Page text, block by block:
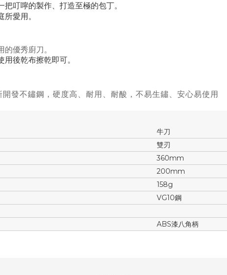
把叮嚀的製作、打造至極的包丁。
愛用。
優秀廚刀。
後乾布擦乾即可。
開發不鏽鋼，硬度高、耐用、耐酸 ， 不易生鏽、安心易使用
牛刀
雙刃
360mm
200mm
158g
VG10鋼
ABS漆八角柄